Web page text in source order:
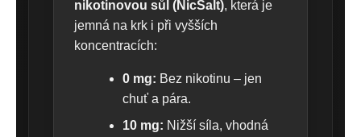
nikotinovou sůl (NicSalt), která je
jemná na krk i při vyšších
koncentracích:
0 mg: Bez nikotinu – jen
chuť a pára.
10 mg: Nižší síla, vhodná